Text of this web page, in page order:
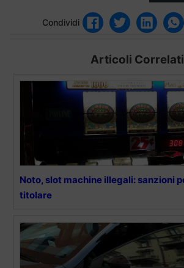
Condividi
Articoli Correlati
Noto, slot machine illegali: sanzioni
titolare